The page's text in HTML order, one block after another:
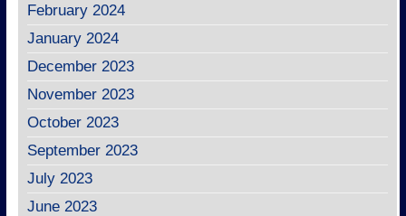
February 2024
January 2024
December 2023
November 2023
October 2023
September 2023
July 2023
June 2023